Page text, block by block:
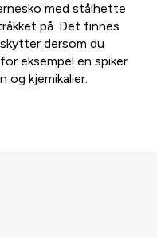
med stålhette
på. Det finnes
dersom du
eksempel en spiker
og kjemikalier.